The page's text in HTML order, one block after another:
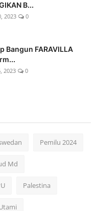
B...
2023 0
Bangun FARAVILLA
2023 0
Pemilu 2024
Md
Palestina